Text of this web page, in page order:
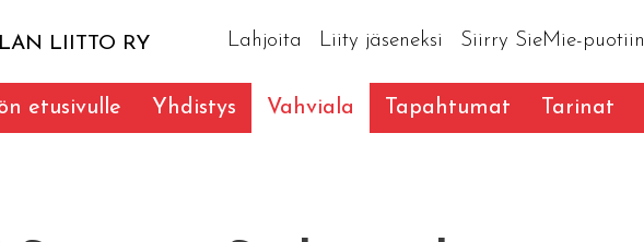
LIITTO RY Lahjoita Liity jäseneksi Siirry SieMie-puotiin
etusivulle Yhdistys Vahviala Tapahtumat Tarinat